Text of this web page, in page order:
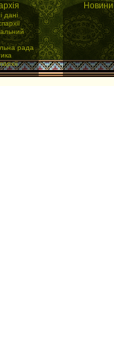
дані
рада
Новини